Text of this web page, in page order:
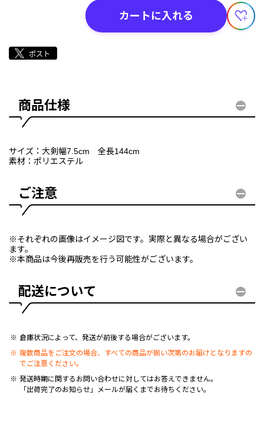
カートに入れる
商品仕様
サイズ：大剣幅7.5cm 全長144cm
素材：ポリエステル
ご注意
※それぞれの画像はイメージ図です。実際と異なる場合がござい
ます。
※本商品は今後再販売を行う可能性がございます。
配送について
倉庫状況によって、発送が前後する場合がございます。
複数商品をご注文の場合、すべての商品が揃い次第のお届けとなりますの
でご注意ください。
発送時期に関するお問い合わせに対してはお答えできません。
「出荷完了のお知らせ」メールが届くまでお待ちください。